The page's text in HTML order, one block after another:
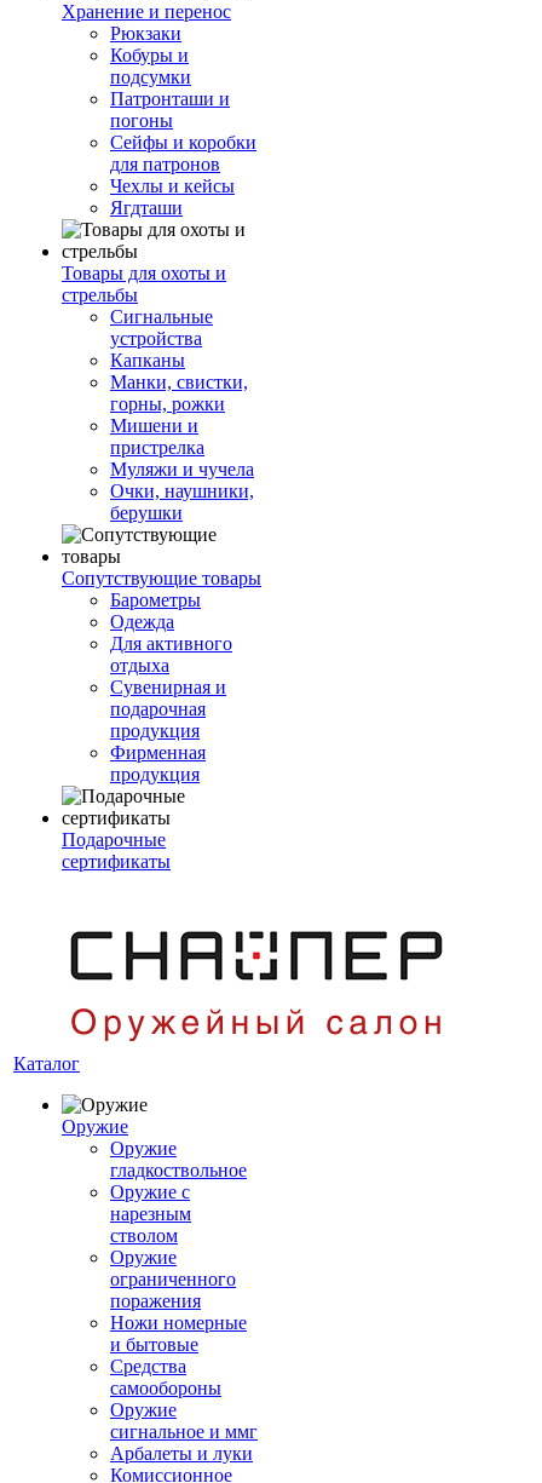
Хранение и перенос
Рюкзаки
Кобуры и
подсумки
Патронташи и
погоны
Сейфы и коробки
для патронов
Чехлы и кейсы
Ягдташи
Товары для охоты и
стрельбы
Сигнальные
устройства
Капканы
Манки, свистки,
горны, рожки
Мишени и
пристрелка
Муляжи и чучела
Очки, наушники,
берушки
Сопутствующие товары
Барометры
Одежда
Для активного
отдыха
Сувенирная и
подарочная
продукция
Фирменная
продукция
Подарочные
сертификаты
Каталог
Оружие
Оружие
гладкоствольное
Оружие с
нарезным
стволом
Оружие
ограниченного
поражения
Ножи номерные
и бытовые
Средства
самообороны
Оружие
сигнальное и ммг
Арбалеты и луки
Комиссионное